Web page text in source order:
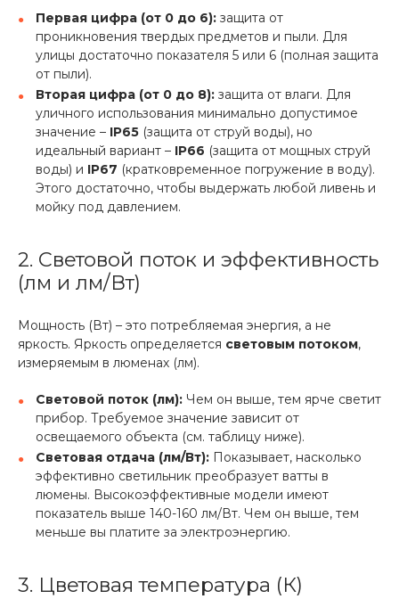
Первая цифра (от 0 до 6): защита от
проникновения твердых предметов и пыли. Для
улицы достаточно показателя 5 или 6 (полная защита
от пыли).
Вторая цифра (от 0 до 8): защита от влаги. Для
уличного использования минимально допустимое
значение – IP65 (защита от струй воды), но
идеальный вариант – IP66 (защита от мощных струй
воды) и IP67 (кратковременное погружение в воду).
Этого достаточно, чтобы выдержать любой ливень и
мойку под давлением.
2. Световой поток и эффективность
(лм и лм/Вт)
Мощность (Вт) – это потребляемая энергия, а не
яркость. Яркость определяется световым потоком,
измеряемым в люменах (лм).
Световой поток (лм): Чем он выше, тем ярче светит
прибор. Требуемое значение зависит от
освещаемого объекта (см. таблицу ниже).
Световая отдача (лм/Вт): Показывает, насколько
эффективно светильник преобразует ватты в
люмены. Высокоэффективные модели имеют
показатель выше 140-160 лм/Вт. Чем он выше, тем
меньше вы платите за электроэнергию.
3. Цветовая температура (К)